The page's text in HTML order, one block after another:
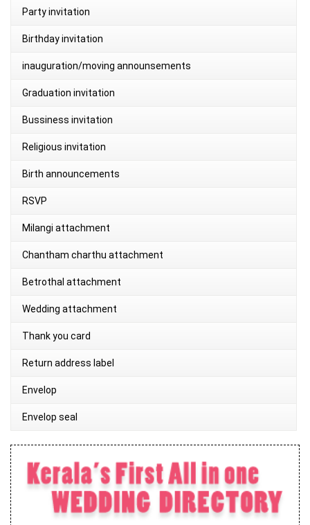
Party invitation
Birthday invitation
inauguration/moving announsements
Graduation invitation
Bussiness invitation
Religious invitation
Birth announcements
RSVP
Milangi attachment
Chantham charthu attachment
Betrothal attachment
Wedding attachment
Thank you card
Return address label
Envelop
Envelop seal